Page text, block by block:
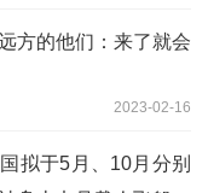
方的他们：来了就会
2023-02-16
拟于5月、10月分别